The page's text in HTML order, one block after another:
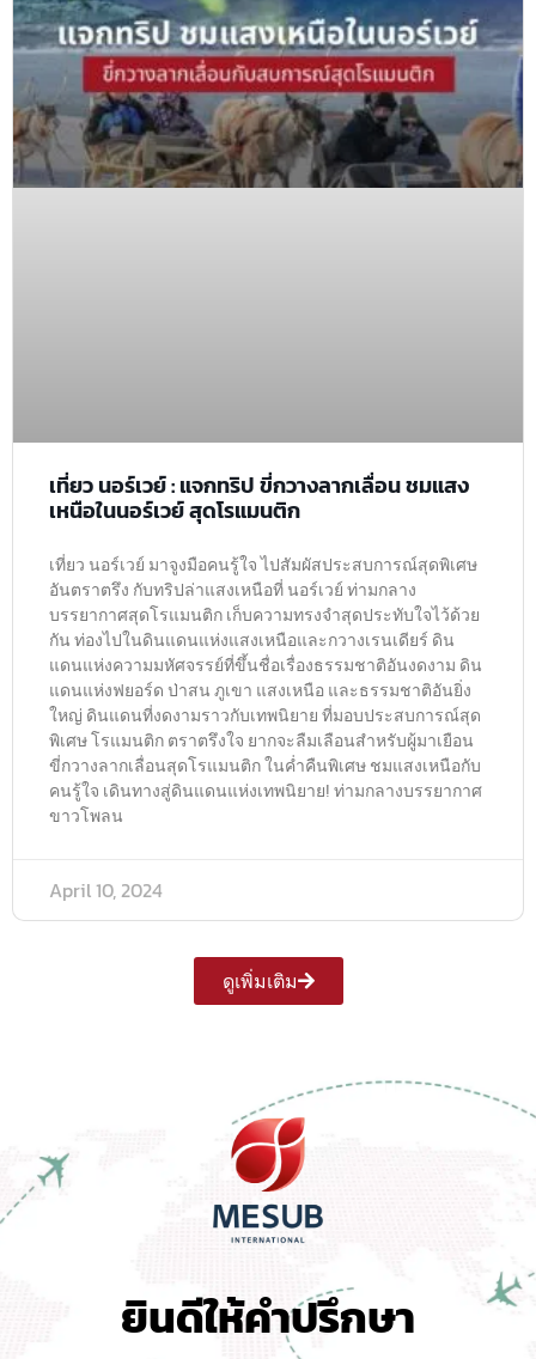
เที่ยว นอร์เวย์ : แจกทริป ขี่กวางลากเลื่อน ชมแสง
เหนือในนอร์เวย์ สุดโรแมนติก
เที่ยว นอร์เวย์ มาจูงมือคนรู้ใจ ไปสัมผัสประสบการณ์สุดพิเศษ
อันตราตรึง กับทริปล่าแสงเหนือที่ นอร์เวย์ ท่ามกลาง
บรรยากาศสุดโรแมนติก เก็บความทรงจำสุดประทับใจไว้ด้วย
กัน ท่องไปในดินแดนแห่งแสงเหนือและกวางเรนเดียร์ ดิน
แดนแห่งความมหัศจรรย์ที่ขึ้นชื่อเรื่องธรรมชาติอันงดงาม ดิน
แดนแห่งฟยอร์ด ป่าสน ภูเขา แสงเหนือ และธรรมชาติอันยิ่ง
ใหญ่ ดินแดนที่งดงามราวกับเทพนิยาย ที่มอบประสบการณ์สุด
พิเศษ โรแมนติก ตราตรึงใจ ยากจะลืมเลือนสำหรับผู้มาเยือน
ขี่กวางลากเลื่อนสุดโรแมนติก ในค่ำคืนพิเศษ ชมแสงเหนือกับ
คนรู้ใจ เดินทางสู่ดินแดนแห่งเทพนิยาย! ท่ามกลางบรรยากาศ
ขาวโพลน
April 10, 2024
ดูเพิ่มเติม
ยินดีให้คำปรึกษา